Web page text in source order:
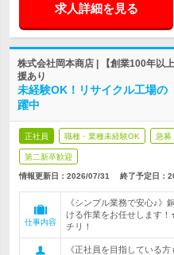
求人詳細を見る
株式会社岡本商店 | 【創業100年
援あり
未経験OK！リサイクル工場の
躍中
正社員 職種・業種未経験OK 急募
第二新卒歓迎
情報更新日：2026/07/31 終了予定日：
仕事内容
《シンプル業務で安心♪》
ける作業をお任せします
チリ！
《正社員を目指している